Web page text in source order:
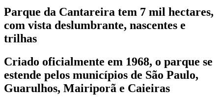
Parque da Cantareira tem 7 mil hectares,
com vista deslumbrante, nascentes e
trilhas
Criado oficialmente em 1968, o parque se
estende pelos municípios de São Paulo,
Guarulhos, Mairiporã e Caieiras